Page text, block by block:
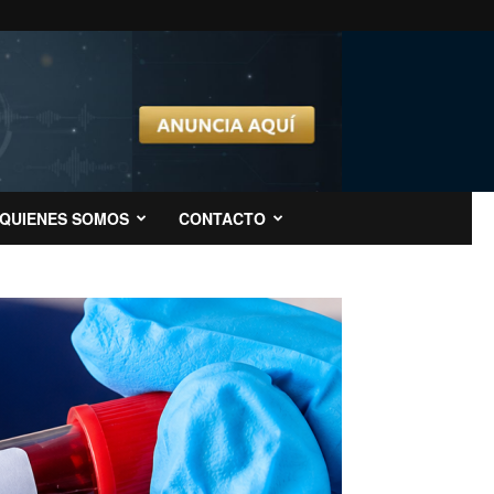
QUIENES SOMOS CONTACTO